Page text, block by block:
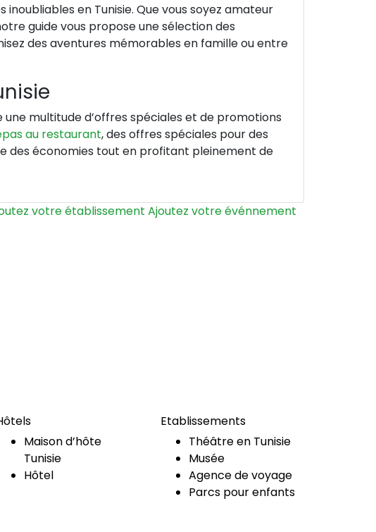
inoubliables en Tunisie. Que vous soyez amateur
guide vous propose une sélection des
des aventures mémorables en famille ou entre
une multitude d’offres spéciales et de promotions
au restaurant, des offres spéciales pour des
des économies tout en profitant pleinement de
votre établissement Ajoutez votre événnement
Maison d’hôte
Tunisie
Hôtel
Etablissements
Théâtre en Tunisie
Musée
Agence de voyage
Parcs pour enfants